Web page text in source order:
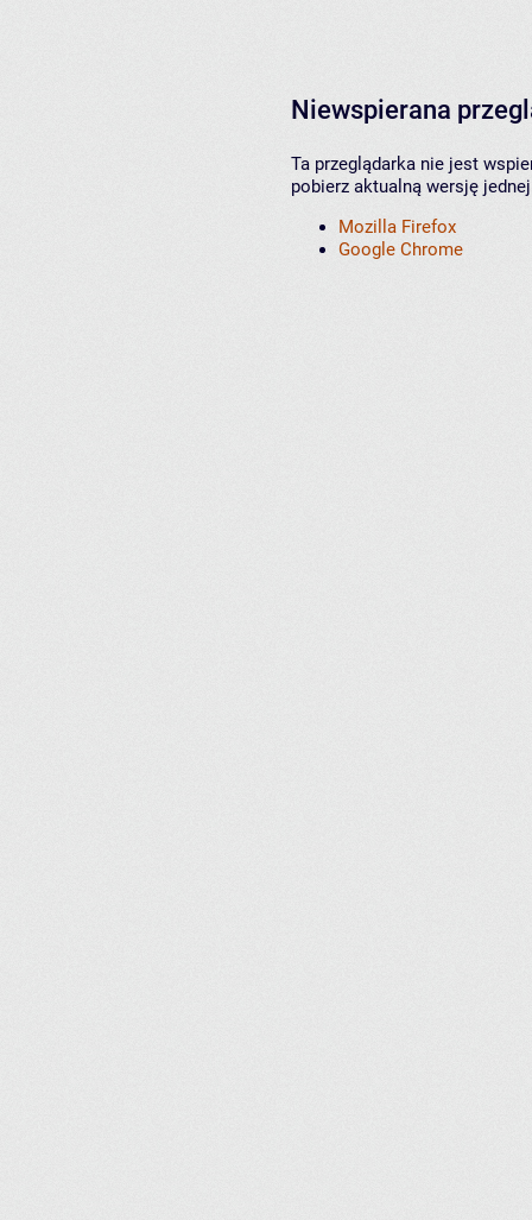
Niewspierana
Ta przeglądarka nie jest
pobierz aktualną wersję
Mozilla Firefox
Google Chrome